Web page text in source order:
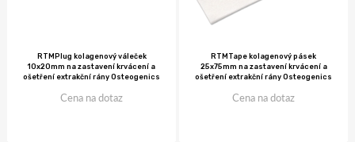
RTMPlug kolagenový váleček
10x20mm na zastavení krvácení a
ošetření extrakční rány Osteogenics
Cena na dotaz
RTMTape kolagenový pásek
25x75mm na zastavení krvácení a
ošetření extrakční rány Osteogenics
Cena na dotaz